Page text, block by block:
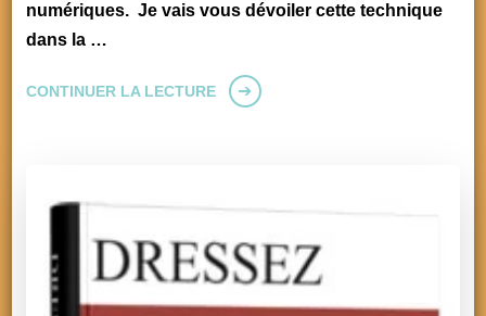
numériques. Je vais vous dévoiler cette technique
dans la …
CONTINUER LA LECTURE